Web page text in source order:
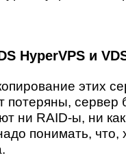
HyperVPS и
этих
потеряны,
ни RAID-ы, ни
понимать, что,